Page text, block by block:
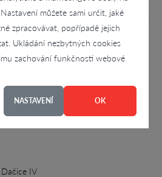
můžete sami určit, jaké
zpracovávat, popřípadě jejich
Ukládání nezbytných cookies
zachování funkčnosti webové
NASTAVENÍ OK
IV